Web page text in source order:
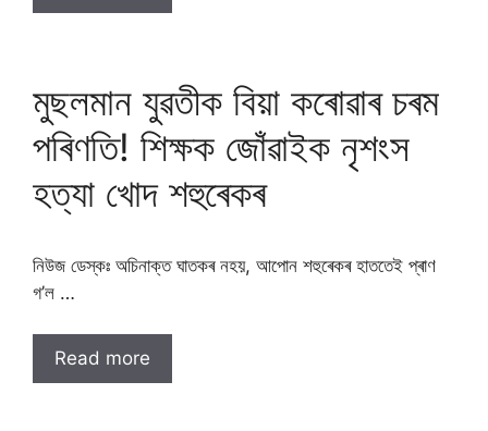
মুছলমান যুৱতীক বিয়া কৰোৱাৰ চৰম
পৰিণতি! শিক্ষক জোঁৱাইক নৃশংস
হত্যা খোদ শহুৰেকৰ
নিউজ ডেস্কঃ অচিনাক্ত ঘাতকৰ নহয়, আপোন শহুৰেকৰ হাততেই প্ৰাণ
গ’ল …
Read more